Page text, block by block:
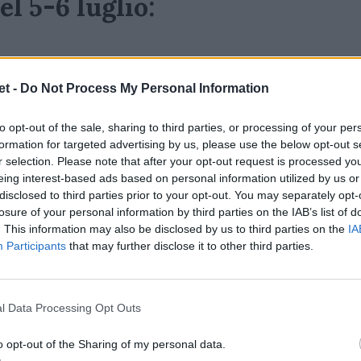
- Do Not Process My Personal Information
opt-out of the sale, sharing to third parties, or processing of your
for targeted advertising by us, please use the below opt-out
selection. Please note that after your opt-out request is processed
interest-based ads based on personal information utilized by us
to third parties prior to your opt-out. You may separately
of your personal information by third parties on the IAB’s list of
This information may also be disclosed by us to third parties on the
Participants that may further disclose it to other third parties.
Data Processing Opt Outs
opt-out of the Sharing of my personal data.
5-6 luglio:
Nations Series – diretta TV Sky Sport
– SummerNationsSeries – diretta TV